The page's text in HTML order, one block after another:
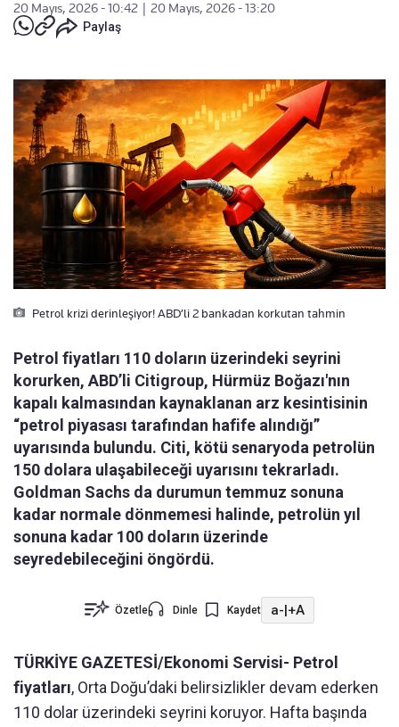
20 Mayıs, 2026 - 10:42
20 Mayıs, 2026 - 13:20
Paylaş
Petrol krizi derinleşiyor! ABD’li 2 bankadan korkutan tahmin
Petrol fiyatları 110 doların üzerindeki seyrini
korurken, ABD’li Citigroup, Hürmüz Boğazı'nın
kapalı kalmasından kaynaklanan arz kesintisinin
“petrol piyasası tarafından hafife alındığı”
uyarısında bulundu. Citi, kötü senaryoda petrolün
150 dolara ulaşabileceği uyarısını tekrarladı.
Goldman Sachs da durumun temmuz sonuna
kadar normale dönmemesi halinde, petrolün yıl
sonuna kadar 100 doların üzerinde
seyredebileceğini öngördü.
Özetle Dinle Kaydet a-|+A
TÜRKİYE GAZETESİ/Ekonomi Servisi- Petrol
fiyatları, Orta Doğu’daki belirsizlikler devam ederken
110 dolar üzerindeki seyrini koruyor. Hafta başında